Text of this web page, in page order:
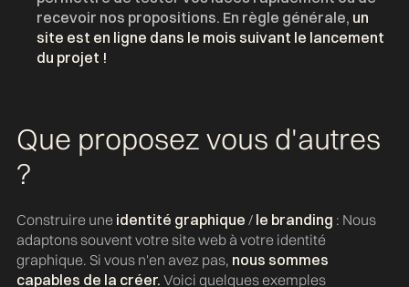
recevoir nos propositions. En règle générale, un
site est en ligne dans le mois suivant le lancement
du projet !
Que proposez vous d'autres
?
Construire une identité graphique / le branding : Nous
adaptons souvent votre site web à votre identité
graphique. Si vous n'en avez pas, nous sommes
capables de la créer. Voici quelques exemples